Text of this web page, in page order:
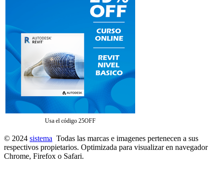
Usa el código 25OFF
© 2024 sistema Todas las marcas e imagenes pertenecen a sus
respectivos propietarios. Optimizada para visualizar en navegador
Chrome, Firefox o Safari.